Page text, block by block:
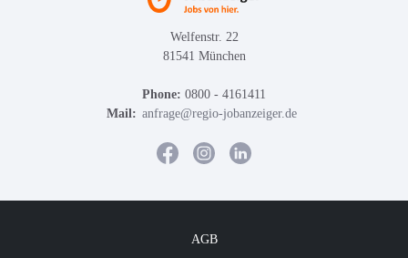
Welfenstr. 22
81541 München
Phone: 0800 - 4161411
Mail: anfrage@regio-jobanzeiger.de
AGB